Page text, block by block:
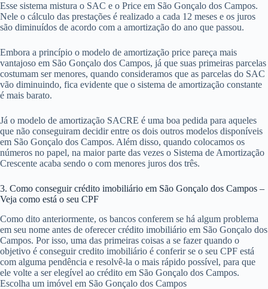
Esse sistema mistura o SAC e o Price em São Gonçalo dos Campos.
Nele o cálculo das prestações é realizado a cada 12 meses e os juros
são diminuídos de acordo com a amortização do ano que passou.
Embora a princípio o modelo de amortização price pareça mais
vantajoso em São Gonçalo dos Campos, já que suas primeiras parcelas
costumam ser menores, quando consideramos que as parcelas do SAC
vão diminuindo, fica evidente que o sistema de amortização constante
é mais barato.
Já o modelo de amortização SACRE é uma boa pedida para aqueles
que não conseguiram decidir entre os dois outros modelos disponíveis
em São Gonçalo dos Campos. Além disso, quando colocamos os
números no papel, na maior parte das vezes o Sistema de Amortização
Crescente acaba sendo o com menores juros dos três.
3. Como conseguir crédito imobiliário em São Gonçalo dos Campos –
Veja como está o seu CPF
Como dito anteriormente, os bancos conferem se há algum problema
em seu nome antes de oferecer crédito imobiliário em São Gonçalo dos
Campos. Por isso, uma das primeiras coisas a se fazer quando o
objetivo é conseguir credito imobiliário é conferir se o seu CPF está
com alguma pendência e resolvê-la o mais rápido possível, para que
ele volte a ser elegível ao crédito em São Gonçalo dos Campos.
Escolha um imóvel em São Gonçalo dos Campos